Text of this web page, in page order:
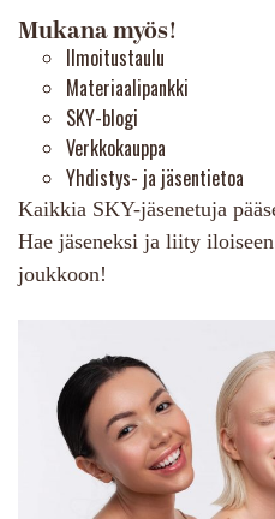
Mukana myös!
Ilmoitustaulu
Materiaalipankki
SKY-blogi
Verkkokauppa
Yhdistys- ja jäsentietoa
Kaikkia SKY-jäsenetuja
Hae jäseneksi ja liity
joukkoon!